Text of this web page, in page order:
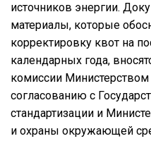
источников энергии.
материалы, которые
корректировку квот на
календарных года,
комиссии Министерством
согласованию с
стандартизации и
и охраны окружающей